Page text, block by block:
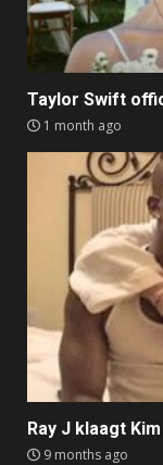
Taylor Swift
1 month ago
Ray J klaagt
9 months ago